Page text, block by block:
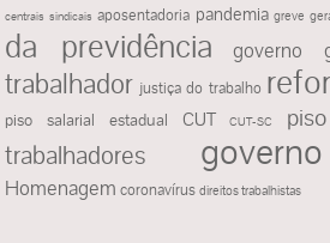
centrais sindicais aposentadoria pandemia greve
da previdência
governo
trabalhador justiça do trabalho
piso salarial estadual CUT CUT-SC
trabalhadores
Homenagem coronavírus direitos trabalhistas